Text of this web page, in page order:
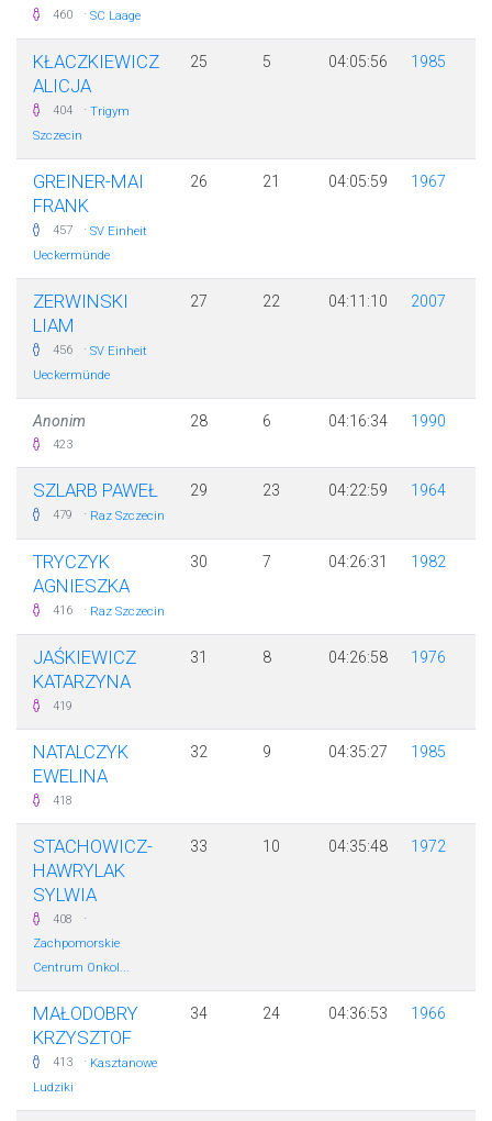
460 · SC Laage
KŁACZKIEWICZ
ALICJA
404 · Trigym
Szczecin
25 5 04:05:56 1985
GREINER-MAI
FRANK
457 · SV Einheit
Ueckermünde
26 21 04:05:59 1967
ZERWINSKI
LIAM
456 · SV Einheit
Ueckermünde
27 22 04:11:10 2007
Anonim
423
28 6 04:16:34 1990
SZLARB PAWEŁ
479 · Raz Szczecin
29 23 04:22:59 1964
TRYCZYK
AGNIESZKA
416 · Raz Szczecin
30 7 04:26:31 1982
JAŚKIEWICZ
KATARZYNA
419
31 8 04:26:58 1976
NATALCZYK
EWELINA
418
32 9 04:35:27 1985
STACHOWICZ-
HAWRYLAK
SYLWIA
408 ·
Zachpomorskie
Centrum Onkol...
33 10 04:35:48 1972
MAŁODOBRY
KRZYSZTOF
413 · Kasztanowe
Ludziki
34 24 04:36:53 1966